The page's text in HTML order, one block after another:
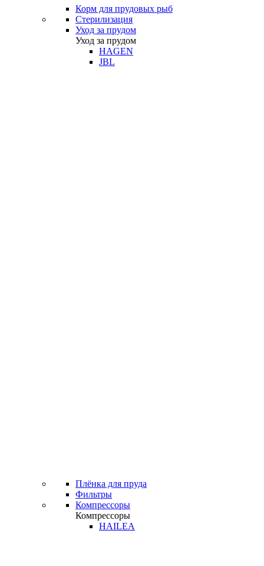
Корм для прудовых рыб
Стерилизация
Уход за прудом
Уход за прудом
HAGEN
JBL
Плёнка для пруда
Фильтры
Компрессоры
Компрессоры
HAILEA